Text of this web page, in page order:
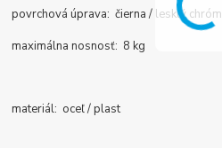
povrchová úprava: čierna / lesklý chróm
maximálna nosnosť: 8 kg
materiál: oceľ / plast